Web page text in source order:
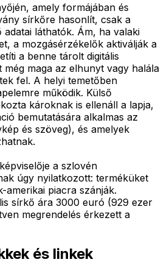
amely formájában és
sírkőre hasonlít, csak a
láthatók. Ám, ha valaki
a mozgásérzékelők aktiválják a
a benne tárolt digitális
maga az elhunyt vagy halála
fel. A helyi temetőben
működik. Külső
károknak is ellenáll a lapja,
bemutatására alkalmas az
és szöveg), és amelyek
a szlovén
úgy nyilatkozott: terméküket
amerikai piacra szánják.
sírkő ára 3000 euró (929 ezer
megrendelés érkezett a
és linkek